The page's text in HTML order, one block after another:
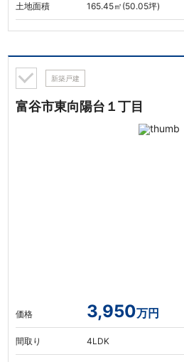
土地面積 165.45㎡(50.05坪)
新築戸建
富谷市東向陽台１丁目
価格 3,950万円
間取り 4LDK